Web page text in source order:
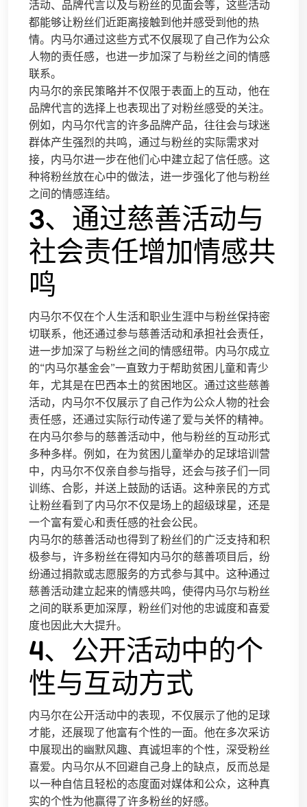
活动、品牌代言以及与粉丝的见面会等，这些活动
都能够让粉丝们近距离接触到他并感受到他的热
情。内马尔通过这些方式不仅展现了自己作为公众
人物的责任感，也进一步加深了与粉丝之间的情感
联系。
内马尔的亲民策略并不仅限于表面上的互动，他在
品牌代言的选择上也表现出了对粉丝感受的关注。
例如，内马尔代言的许多品牌产品，往往会与球迷
群体产生强烈的共鸣，通过与粉丝的实际需求对
接，内马尔进一步在他们心中建立起了信任感。这
种将粉丝放在心中的做法，进一步强化了他与粉丝
之间的情感连结。
3、通过慈善活动与
社会责任增加情感共
鸣
内马尔不仅在个人生活和职业生涯中与粉丝保持密
切联系，他还通过参与慈善活动和承担社会责任，
进一步加深了与粉丝之间的情感纽带。内马尔成立
的“内马尔基金会”一直致力于帮助贫困儿童和青少
年，尤其是在巴西本土的贫困地区。通过这些慈善
活动，内马尔不仅展示了自己作为公众人物的社会
责任感，还通过实际行动传递了爱与关怀的精神。
在内马尔参与的慈善活动中，他与粉丝的互动形式
多种多样。例如，在为贫困儿童举办的足球培训营
中，内马尔不仅亲自参与指导，还会与孩子们一同
训练、合影，并送上鼓励的话语。这种亲民的方式
让粉丝看到了内马尔不仅是场上的超级球星，还是
一个富有爱心和责任感的社会公民。
内马尔的慈善活动也得到了粉丝们的广泛支持和积
极参与，许多粉丝在得知内马尔的慈善项目后，纷
纷通过捐款或志愿服务的方式参与其中。这种通过
慈善活动建立起来的情感共鸣，使得内马尔与粉丝
之间的联系更加深厚，粉丝们对他的忠诚度和喜爱
度也因此大大提升。
4、公开活动中的个
性与互动方式
内马尔在公开活动中的表现，不仅展示了他的足球
才能，还展现了他富有个性的一面。他在多次采访
中展现出的幽默风趣、真诚坦率的个性，深受粉丝
喜爱。内马尔从不回避自己身上的缺点，反而总是
以一种自信且轻松的态度面对媒体和公众，这种真
实的个性为他赢得了许多粉丝的好感。